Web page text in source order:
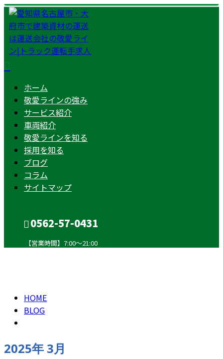
ホーム
敬愛ラインの強み
サービス紹介
車両紹介
敬愛ラインを知る
採用を知る
ブログ
コラム
サイトマップ
0562-57-0431
【営業時間】7:00～21:00
HOME
BLOG
2025年 3月